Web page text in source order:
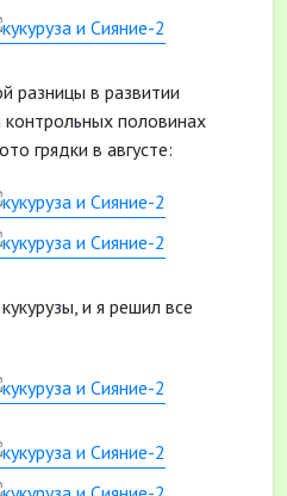
разницы в развитии
половинах
грядки в августе:
и я решил все